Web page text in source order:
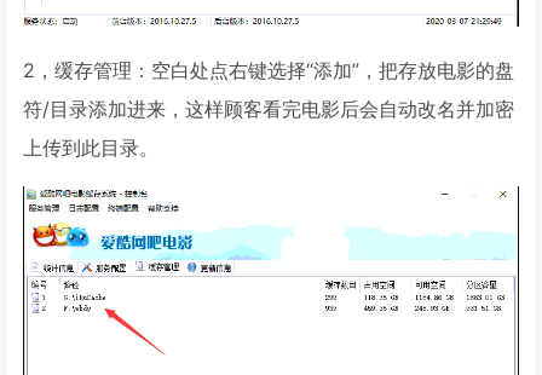
2，缓存管理：空白处点右键选择“添加”，把存放电影的盘
符/目录添加进来，这样顾客看完电影后会自动改名并加密
上传到此目录。